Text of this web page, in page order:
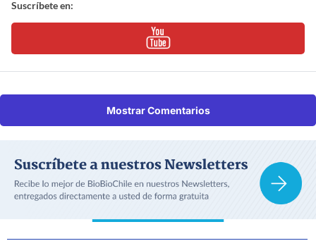
Suscríbete en:
Mostrar Comentarios